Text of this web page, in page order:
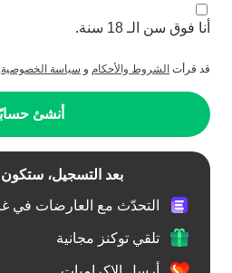
أنا فوق سن الـ 18 سنة.
قد قرأت الشروط والأحكام و سياسة الخصوصية.
أنشئ
بعد التسجيل،
التحدّث مع العارضات في
تلقي توكنز مجانية